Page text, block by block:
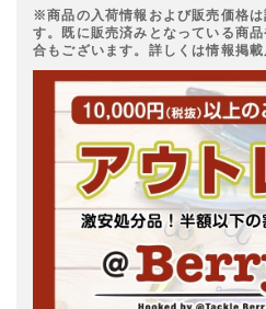
※商品の入荷情報および販売価格
す。既に販売済みとなっている商
合もございます。詳しくは情報掲